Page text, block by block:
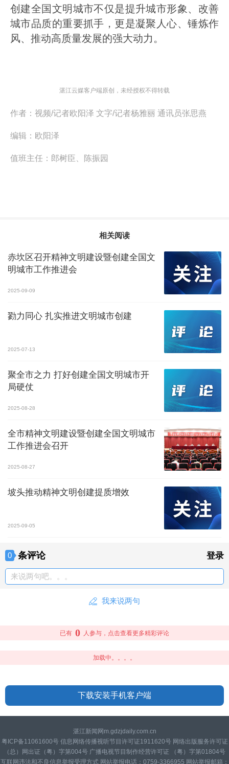
创建全国文明城市不仅是提升城市形象、改善
城市品质的重要抓手，更是凝聚人心、锤炼作
风、推动高质量发展的强大动力。
湛江云媒客户端原创，未经授权不得转载
作者： 视频/记者欧阳泽 文字/记者杨雅丽 通讯员张思燕
编辑： 欧阳泽
值班主任： 郎树臣、陈振园
相关阅读
赤坎区召开精神文明建设暨创建全国文
明城市工作推进会
2025-09-09
勠力同心 扎实推进文明城市创建
2025-07-13
聚全市之力 打好创建全国文明城市开
局硬仗
2025-08-28
全市精神文明建设暨创建全国文明城市
工作推进会召开
2025-08-27
坡头推动精神文明创建提质增效
2025-09-05
0 条评论 登录
来说两句吧。。。
我来说两句
已有 0 人参与，点击查看更多精彩评论
加载中。。。。
下载安装手机客户端
湛江新闻网m.gdzjdaily.com.cn
粤ICP备11061600号 信息网络传播视听节目许可证1911620号 网络出版服务许可证
（总）网出证（粤）字第004号 广播电视节目制作经营许可证 （粤）字第01804号
互联网违法和不良信息举报受理方式 网站举报电话：0759-3366955 网站举报邮箱：